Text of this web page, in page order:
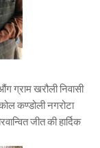
ग्राम खरौली निवासी
कण्डोली नगरोटा
जीत की हार्दिक